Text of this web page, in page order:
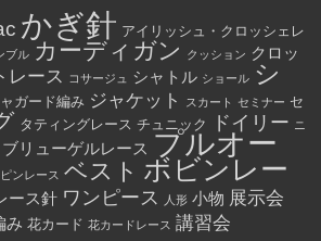
かぎ針 アイリッシュ・クロッシェレ
ブル カーディガン クッション クロッ
レース コサージュ シャトル ショール シ
ガード編み ジャケット スカート セミナー セ
タティングレース チュニック ドイリー ニ
ブリューゲルレース プルオー
ンレース ベスト ボビンレー
ース針 ワンピース 人形 小物 展示会
み 花カード 花カードレース 講習会